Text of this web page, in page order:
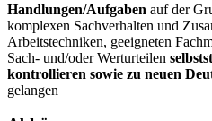
Handlungen/Aufgaben auf der
komplexen Sachverhalten und
Arbeitstechniken, geeigneten
Sach- und/oder Werturteilen
kontrollieren sowie zu neuen
gelangen